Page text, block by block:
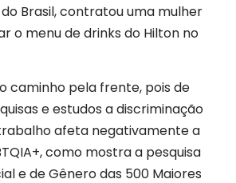
Brasil, contratou uma mulher
o menu de drinks do Hilton no
caminho pela frente, pois de
e estudos a discriminação
afeta negativamente a
como mostra a pesquisa
e de Gênero das 500 Maiores